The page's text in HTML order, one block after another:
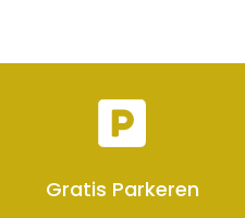
Gratis Parkeren